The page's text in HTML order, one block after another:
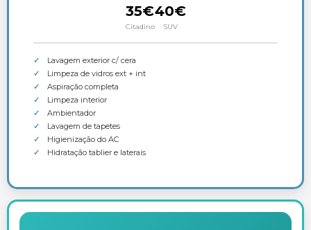
35€
Citadino
40€
SUV
Lavagem exterior c/ cera
Limpeza de vidros ext + int
Aspiração completa
Limpeza interior
Ambientador
Lavagem de tapetes
Higienização do AC
Hidratação tablier e laterais